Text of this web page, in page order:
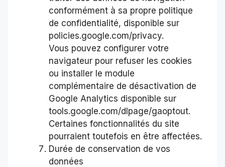
conformément à sa propre politique
de confidentialité, disponible sur
policies.google.com/privacy.
Vous pouvez configurer votre
navigateur pour refuser les cookies
ou installer le module
complémentaire de désactivation de
Google Analytics disponible sur
tools.google.com/dlpage/gaoptout.
Certaines fonctionnalités du site
pourraient toutefois en être affectées.
Durée de conservation de vos
données